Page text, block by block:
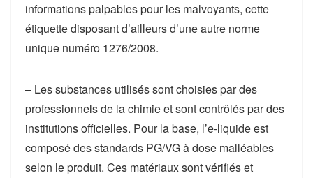
informations palpables pour les malvoyants, cette
étiquette disposant d’ailleurs d’une autre norme
unique numéro 1276/2008.
– Les substances utilisés sont choisies par des
professionnels de la chimie et sont contrôlés par des
institutions officielles. Pour la base, l’e-liquide est
composé des standards PG/VG à dose malléables
selon le produit. Ces matériaux sont vérifiés et